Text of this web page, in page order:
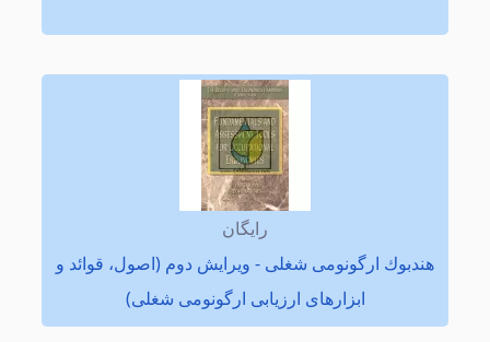
رایگان
هندبوك ارگونومی شغلی - ویرایش دوم (اصول، قوائد و
ابزارهای ارزیابی ارگونومی شغلی)